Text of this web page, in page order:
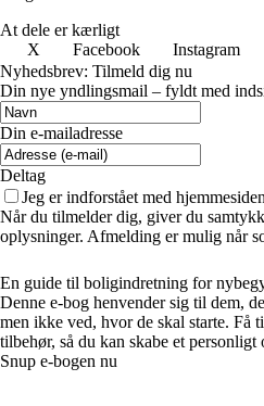
At dele er kærligt
X
Facebook Instagram
Nyhedsbrev: Tilmeld dig nu
Din nye yndlingsmail – fyldt med
Din e-mailadresse
Deltag
Jeg er indforstået med
Når du tilmelder dig, giver du
oplysninger. Afmelding er mulig når
En guide til boligindretning for
Denne e-bog henvender sig til dem,
men ikke ved, hvor de skal starte. Få
tilbehør, så du kan skabe et
Snup e-bogen nu